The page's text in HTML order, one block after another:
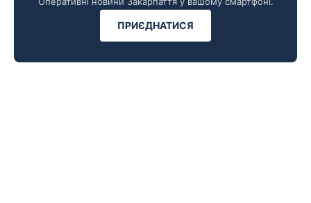
ПРИЄДНАТИСЯ